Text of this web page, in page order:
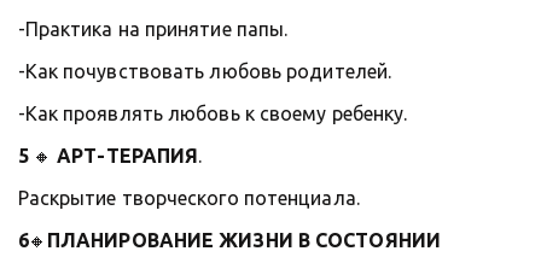
-Практика на принятие папы.
-Как почувствовать любовь родителей.
-Как проявлять любовь к своему ребенку.
5 🔸 АРТ-ТЕРАПИЯ
Раскрытие творческого потенциала.
6🔸 ПЛАНИРОВАНИЕ ЖИЗНИ В СОСТОЯНИИ